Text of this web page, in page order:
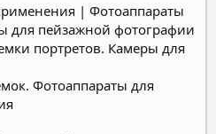
| Фотоаппараты
для пейзажной фотографии
портретов. Камеры для
Фотоаппараты для